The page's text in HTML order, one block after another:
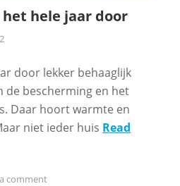
hele jaar door
door lekker behaaglijk
de bescherming en het
Daar hoort warmte en
niet ieder huis Read
comment